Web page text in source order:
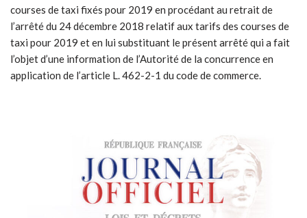
courses de taxi fixés pour 2019 en procédant au retrait de
l’arrêté du 24 décembre 2018 relatif aux tarifs des courses de
taxi pour 2019 et en lui substituant le présent arrêté qui a fait
l’objet d’une information de l’Autorité de la concurrence en
application de l’article L. 462-2-1 du code de commerce.